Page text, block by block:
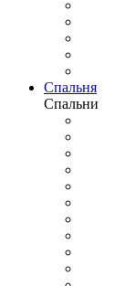
Спальня
Спальни